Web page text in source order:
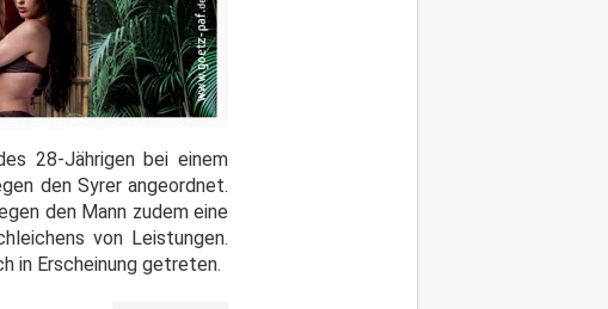
28-Jährigen bei einem
den Syrer angeordnet.
den Mann zudem eine
von Leistungen.
in Erscheinung getreten.